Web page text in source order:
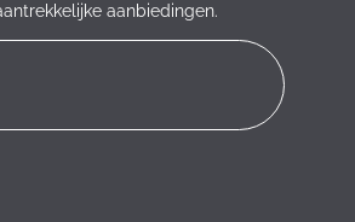
aanbiedingen.